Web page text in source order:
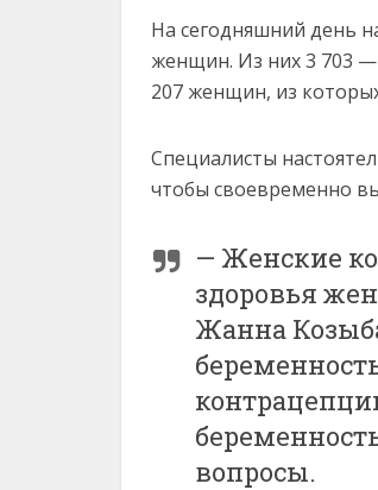
На сегодняшний день
женщин. Из них 3 703 —
207 женщин, из
Специалисты
чтобы своевременно
— Женские
здоровья
Жанна
вопросы.